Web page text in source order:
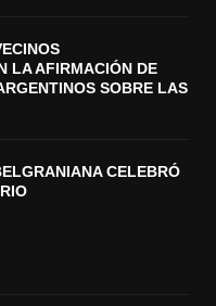
LA AFIRMACIÓN DE
SOBRE LAS
CELEBRÓ